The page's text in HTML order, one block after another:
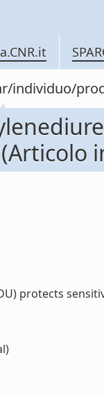
individuo/
protects